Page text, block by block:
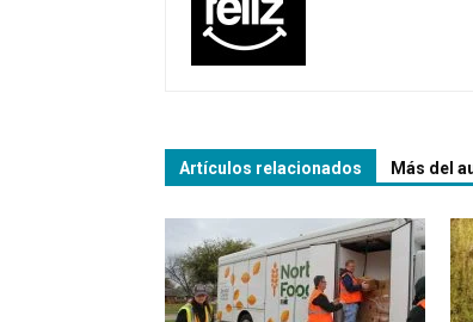
Artículos relacionados Más del